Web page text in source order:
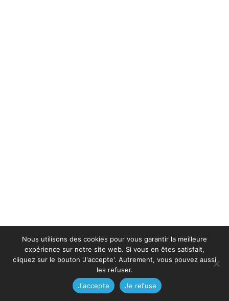
Nous utilisons des cookies pour vous garantir la meilleure
expérience sur notre site web. Si vous en êtes satisfait,
cliquez sur le bouton 'J'accepte'. Autrement, vous pouvez aussi
les refuser.
J'accepte
Je refuse